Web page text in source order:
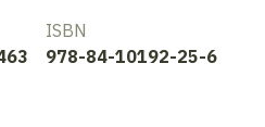
ISBN
978-84-10192-25-6